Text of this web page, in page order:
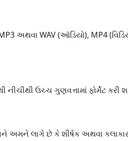
અથવા WAV (ઑડિયો), MP4
નીચીથી ઉચ્ચ ગુણવત્તામાં ફોર્મેટ કરી
અમને લાગે છે કે શીર્ષક અથવા